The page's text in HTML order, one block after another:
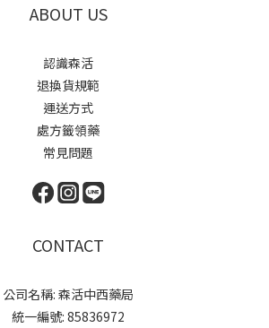
ABOUT US
認識森活
退換貨規範
運送方式
處方籤領藥
常見問題
CONTACT
公司名稱: 森活中西藥局
統一編號: 85836972